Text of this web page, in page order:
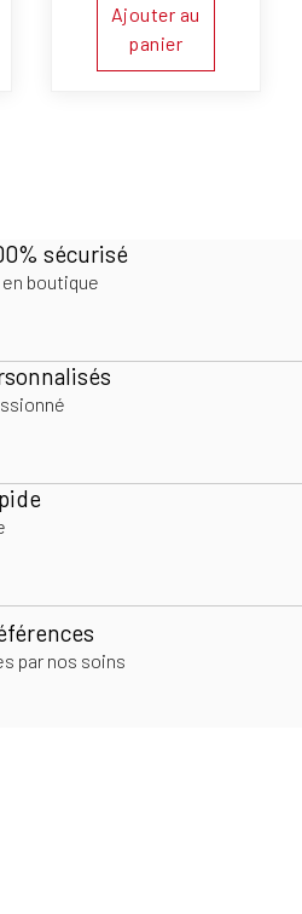
Ajouter au
panier
sécurisé
boutique
par nos soins